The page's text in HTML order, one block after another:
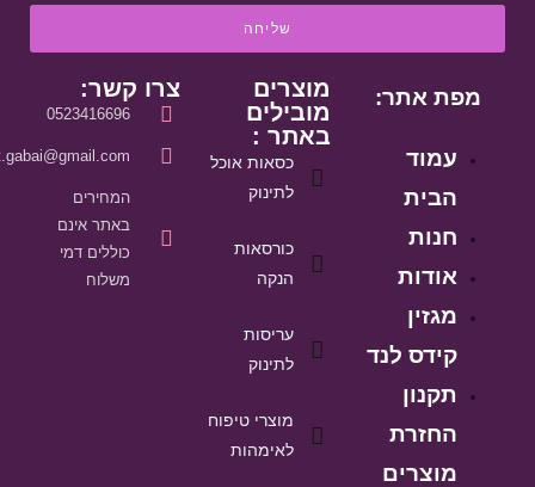
שליחה
מפת אתר:
עמוד
הבית
חנות
אודות
מגזין
קידס לנד
תקנון
החזרת
מוצרים
מוצרים
מובילים
באתר :
כסאות אוכל
לתינוק
כורסאות
הנקה
עריסות
לתינוק
מוצרי טיפוח
לאימהות
צרו קשר:
0523416696
המחירים
באתר אינם
כוללים דמי
משלוח